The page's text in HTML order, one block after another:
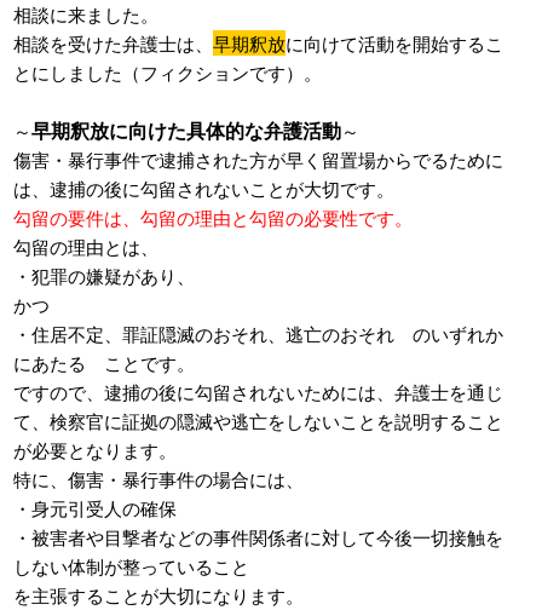
相談に来ました。
相談を受けた弁護士は、早期釈放に向けて活動を開始するこ
とにしました（フィクションです）。
～早期釈放に向けた具体的な弁護活動～
傷害・暴行事件で逮捕された方が早く留置場からでるために
は、逮捕の後に勾留されないことが大切です。
勾留の要件は、勾留の理由と勾留の必要性です。
勾留の理由とは、
・犯罪の嫌疑があり、
かつ
・住居不定、罪証隠滅のおそれ、逃亡のおそれ のいずれか
にあたる ことです。
ですので、逮捕の後に勾留されないためには、弁護士を通じ
て、検察官に証拠の隠滅や逃亡をしないことを説明すること
が必要となります。
特に、傷害・暴行事件の場合には、
・身元引受人の確保
・被害者や目撃者などの事件関係者に対して今後一切接触を
しない体制が整っていること
を主張することが大切になります。